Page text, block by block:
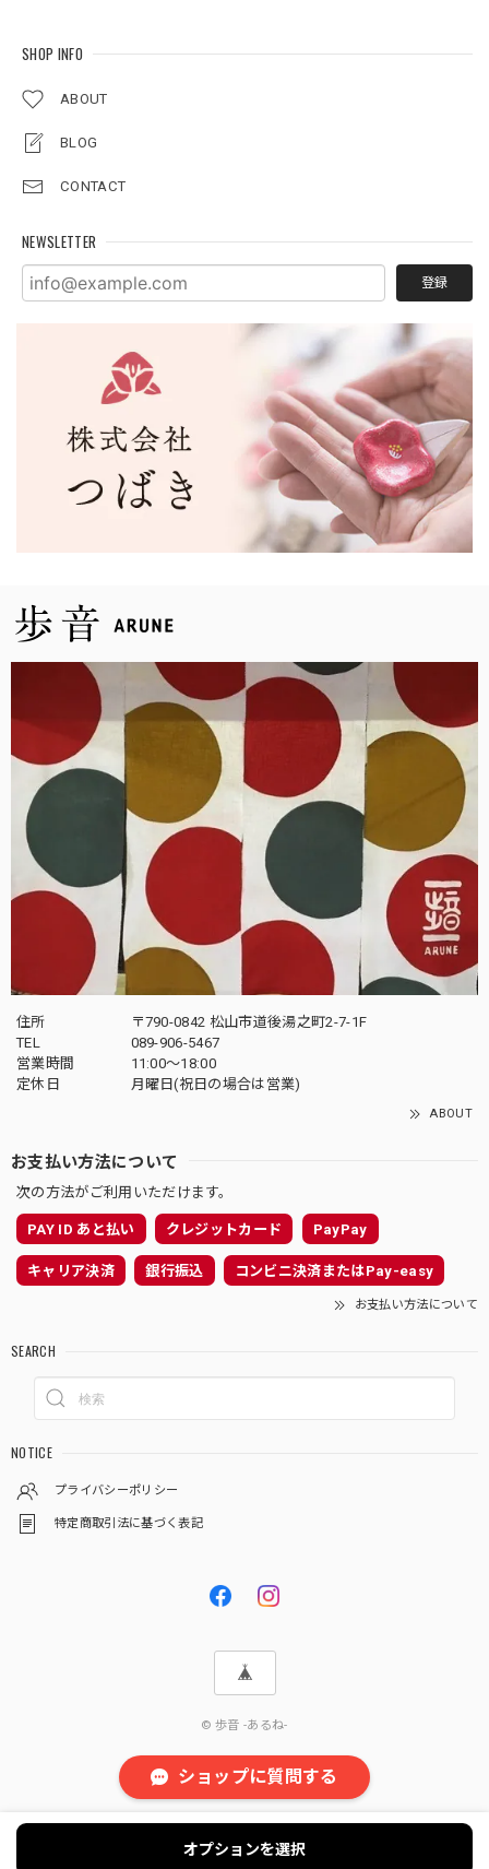
SHOP INFO
ABOUT
BLOG
CONTACT
NEWSLETTER
登録
住所
〒790-0842 松山市道後湯之町2-7-1F
TEL
089-906-5467
営業時間
11:00〜18:00
定休日
月曜日(祝日の場合は営業)
ABOUT
お支払い方法について
次の方法がご利用いただけます。
PAY ID あと払い クレジットカード PayPay
キャリア決済 銀行振込 コンビニ決済またはPay-easy
お支払い方法について
SEARCH
NOTICE
プライバシーポリシー
特定商取引法に基づく表記
© 歩音 -あるね-
オプションを選択
ショップに質問する